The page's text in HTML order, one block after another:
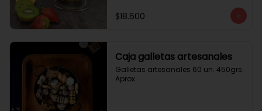
$18.600
Caja galletas artesanales
Galletas artesanales 60 un. 450grs.
Aprox